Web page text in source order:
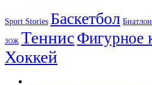
Sport Stories Баскетбол Биатлон
ЗОЖ Теннис Фигурное
Хоккей